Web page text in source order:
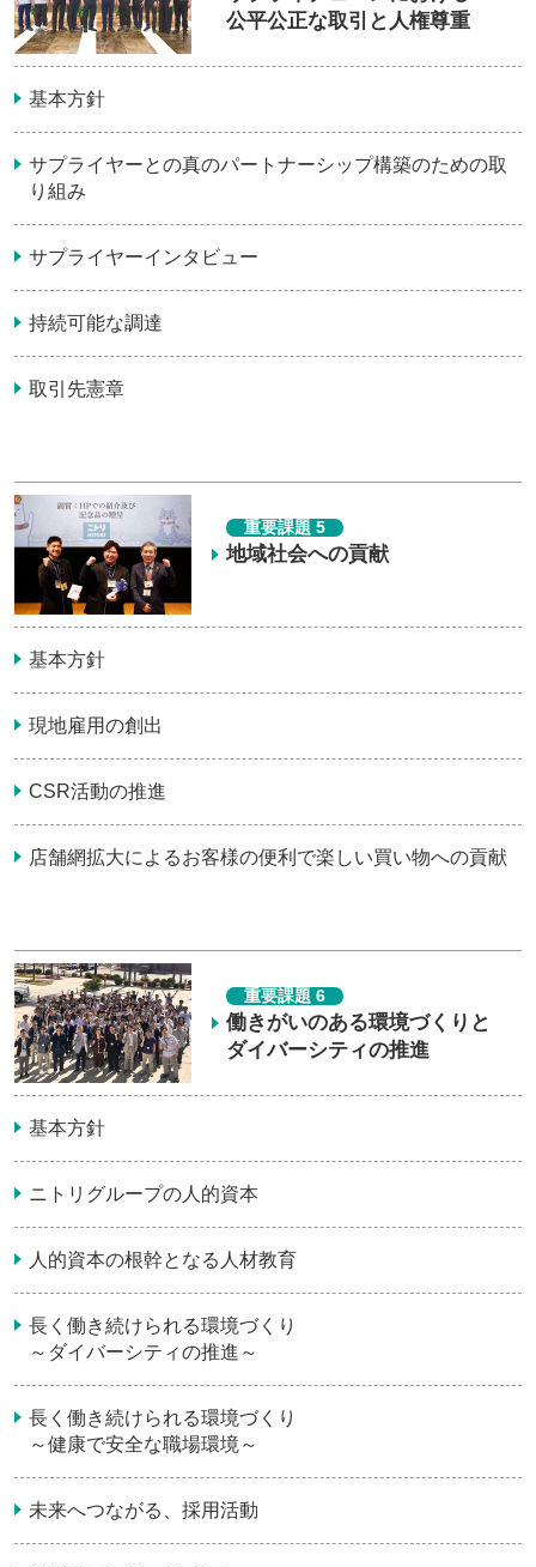
公平公正な取引と人権尊重
基本方針
サプライヤーとの真のパートナーシップ構築のための取
り組み
サプライヤーインタビュー
持続可能な調達
取引先憲章
重要課題 5
地域社会への貢献
基本方針
現地雇用の創出
CSR活動の推進
店舗網拡大によるお客様の便利で楽しい買い物への貢献
重要課題 6
働きがいのある環境づくりと
ダイバーシティの推進
基本方針
ニトリグループの人的資本
人的資本の根幹となる人材教育
長く働き続けられる環境づくり
～ダイバーシティの推進～
長く働き続けられる環境づくり
～健康で安全な職場環境～
未来へつながる、採用活動